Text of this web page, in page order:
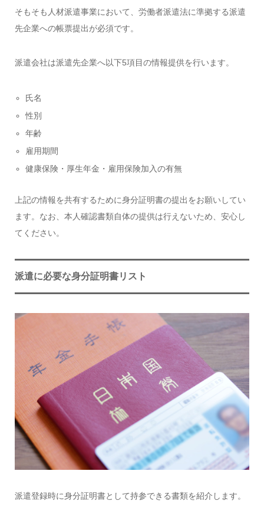
そもそも人材派遣事業において、労働者派遣法に準拠する派遣
先企業への帳票提出が必須です。
派遣会社は派遣先企業へ以下5項目の情報提供を行います。
氏名
性別
年齢
雇用期間
健康保険・厚生年金・雇用保険加入の有無
上記の情報を共有するために身分証明書の提出をお願いしてい
ます。なお、本人確認書類自体の提供は行えないため、安心し
てください。
派遣に必要な身分証明書リスト
派遣登録時に身分証明書として持参できる書類を紹介します。